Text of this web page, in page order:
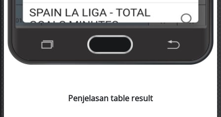
Penjelasan table result